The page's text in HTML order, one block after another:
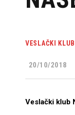
VESLAČKI
20/10/2018
Veslački klub